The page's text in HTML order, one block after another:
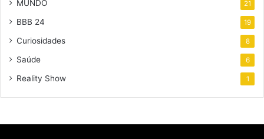
MUNDO 21
BBB 24 19
Curiosidades 8
Saúde 6
Reality Show 1